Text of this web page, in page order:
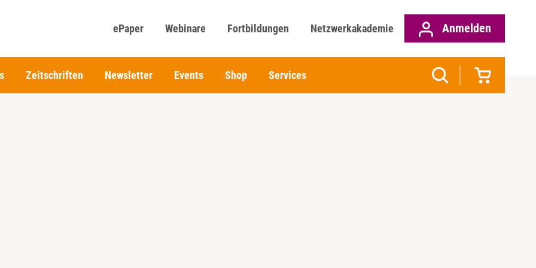
ePaper Webinare Fortbildungen Netzwerkakademie Anmelden
Zeitschriften Newsletter Events Shop Services